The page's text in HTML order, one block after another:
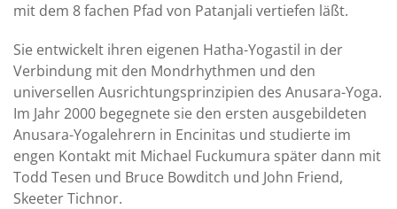
mit dem 8 fachen Pfad von Patanjali vertiefen läßt.
Sie entwickelt ihren eigenen Hatha-Yogastil in der
Verbindung mit den Mondrhythmen und den
universellen Ausrichtungsprinzipien des Anusara-Yoga.
Im Jahr 2000 begegnete sie den ersten ausgebildeten
Anusara-Yogalehrern in Encinitas und studierte im
engen Kontakt mit Michael Fuckumura später dann mit
Todd Tesen und Bruce Bowditch und John Friend,
Skeeter Tichnor.